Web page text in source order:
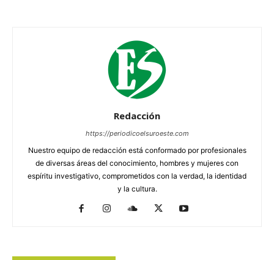
Redacción
https://periodicoelsuroeste.com
Nuestro equipo de redacción está conformado por profesionales
de diversas áreas del conocimiento, hombres y mujeres con
espíritu investigativo, comprometidos con la verdad, la identidad
y la cultura.